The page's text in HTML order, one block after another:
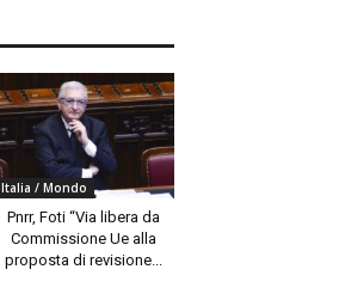
Italia / Mondo
Pnrr, Foti “Via libera da
Commissione Ue alla
proposta di revisione...